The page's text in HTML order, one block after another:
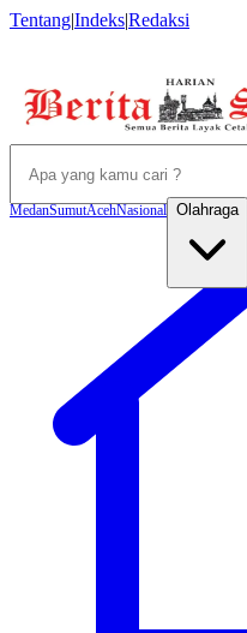
Tentang|Indeks|Redaksi
MedanSumutAcehNasional Olahraga